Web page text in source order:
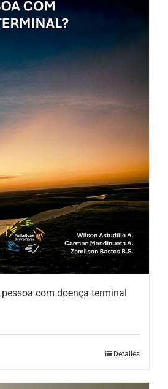
com doença terminal
Detalles